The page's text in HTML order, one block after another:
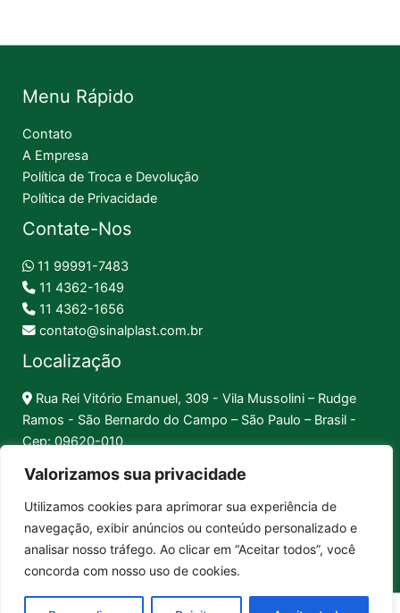
Valorizamos sua privacidade
Utilizamos cookies para aprimorar sua experiência de
navegação, exibir anúncios ou conteúdo personalizado e
analisar nosso tráfego. Ao clicar em “Aceitar todos”, você
concorda com nosso uso de cookies.
Menu Rápido
Contato
A Empresa
Política de Troca e Devolução
Política de Privacidade
Contate-Nos
11 99991-7483
11 4362-1649
11 4362-1656
contato@sinalplast.com.br
Localização
Rua Rei Vitório Emanuel, 309 - Vila Mussolini – Rudge
Ramos - São Bernardo do Campo – São Paulo – Brasil -
Cep: 09620-010
Pix │ Boleto │ Cartão